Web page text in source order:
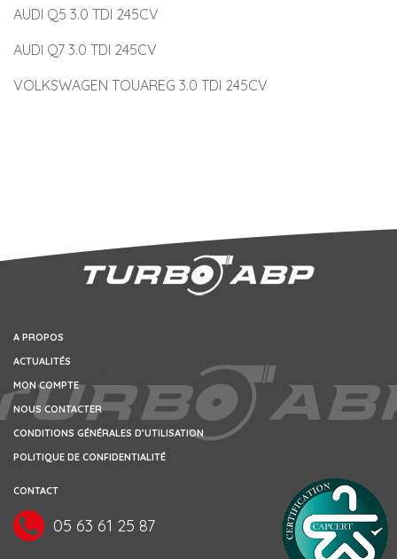
AUDI Q5 3.0 TDI 245CV
AUDI Q7 3.0 TDI 245CV
VOLKSWAGEN TOUAREG 3.0 TDI 245CV
A PROPOS
ACTUALITÉS
MON COMPTE
NOUS CONTACTER
CONDITIONS GÉNÉRALES D’UTILISATION
POLITIQUE DE CONFIDENTIALITÉ
CONTACT
05 63 61 25 87